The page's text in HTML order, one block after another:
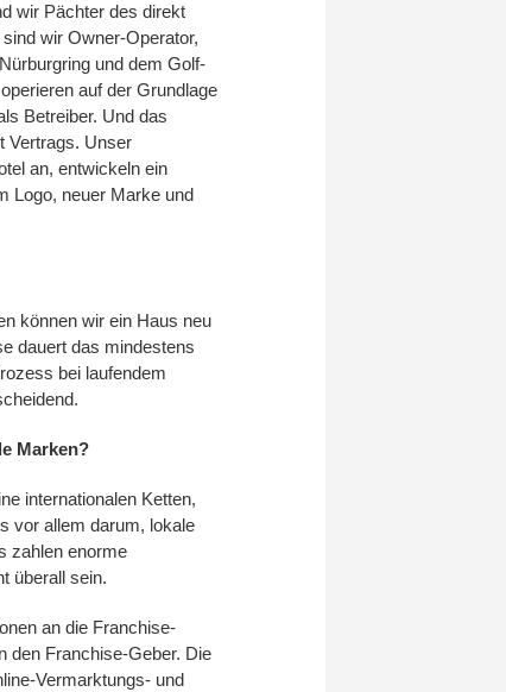
wir Pächter des direkt
wir Owner-Operator,
und dem Golf-
auf der Grundlage
Betreiber. Und das
Vertrags. Unser
an, entwickeln ein
Logo, neuer Marke und
können wir ein Haus neu
dauert das mindestens
bei laufendem
Marken?
internationalen Ketten,
vor allem darum, lokale
zahlen enorme
überall sein.
an die Franchise-
den Franchise-Geber. Die
Vermarktungs- und